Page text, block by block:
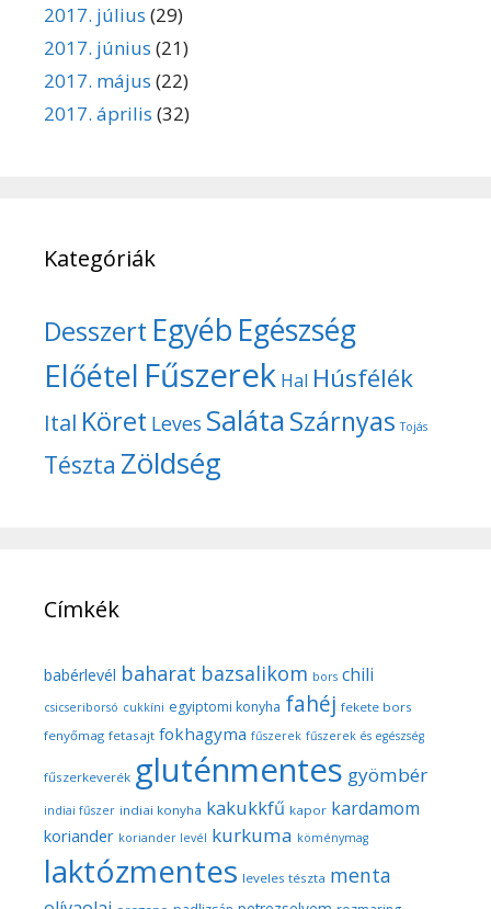
2017. július (29)
2017. június (21)
2017. május (22)
2017. április (32)
Kategóriák
Desszert Egyéb Egészség
Előétel Fűszerek Hal Húsfélék
Ital Köret Leves SalátaSzárnyas Tojás
Tészta Zöldség
Címkék
babérlevél baharat bazsalikom bors chili
csicseriborsó cukkíni egyiptomi konyha fahéj fekete bors
fenyőmag fetasajt fokhagyma fűszerek fűszerek és egészség
fűszerkeverék gluténmentes gyömbér
indiai fűszer indiai konyha kakukkfű kapor kardamom
koriander koriander levél kurkuma köménymag
laktózmentes leveles tészta menta